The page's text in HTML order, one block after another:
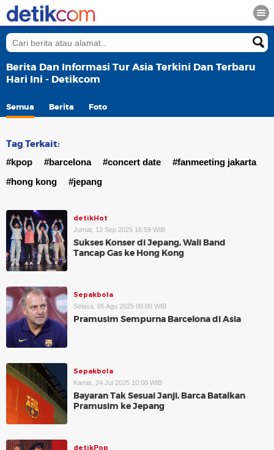
Berita Dan Informasi Tur Asia Terkini Dan Terbaru
Hari Ini - Detikcom
Semua Berita Foto
Tag Terkait:
#kpop #barcelona #concert date
#fanmeeting jakarta
#hong kong
#jepang
detikHot
Jumat, 12 Sep 2025 16:59 WIB
Sukses Konser di Jepang, Wali Band
Tancap Gas ke Hong Kong
Sepakbola
Selasa, 05 Agu 2025 00:00 WIB
Pramusim Sempurna Barcelona di Asia
Sepakbola
Kamis, 24 Jul 2025 10:00 WIB
Bayaran Tak Sesuai Janji, Barca Batalkan
Pramusim ke Jepang
detikPop